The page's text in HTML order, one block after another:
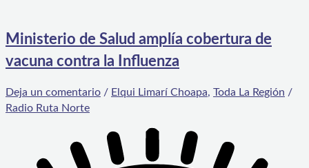
Ministerio de Salud amplía cobertura de
vacuna contra la Influenza
Deja un comentario / Elqui Limarí Choapa, Toda La Región /
Radio Ruta Norte